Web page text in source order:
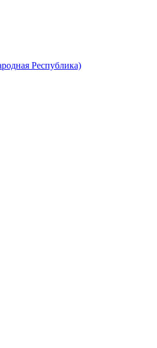
Республика)